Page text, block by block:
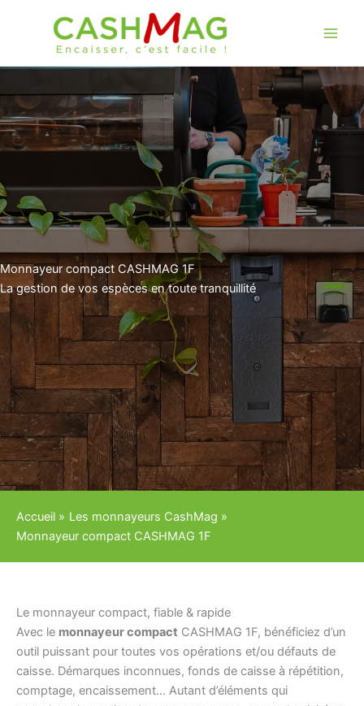
Monnayeur compact CASHMAG 1F
La gestion de vos espèces en toute tranquillité
Accueil
Les monnayeurs CashMag
Monnayeur compact CASHMAG 1F
Le monnayeur compact, fiable & rapide
Avec le monnayeur compact CASHMAG 1F, bénéficiez d’un
outil puissant pour toutes vos opérations et/ou défauts de
caisse. Démarques inconnues, fonds de caisse à répétition,
comptage, encaissement… Autant d’éléments qui